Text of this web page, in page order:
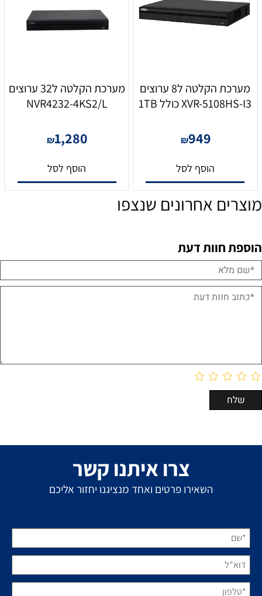
מערכת הקלטה ל8 ערוצים
XVR-5108HS-I3 כולל 1TB
₪949
הוסף לסל
מערכת הקלטה ל32 ערוצים
NVR4232-4KS2/L
₪1,280
הוסף לסל
מוצרים אחרונים שנצפו
הוספת חוות דעת
צרו איתנו קשר
השאירו פרטים ואחד מנציגנו יחזור אליכם